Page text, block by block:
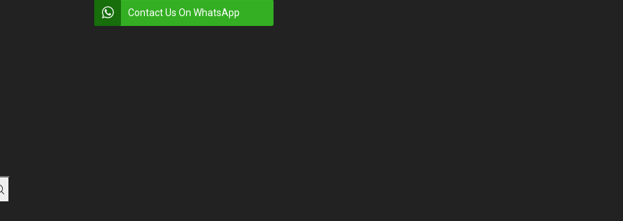
Contact Us On WhatsApp